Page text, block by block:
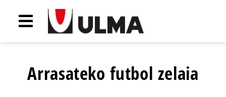
Arrasateko futbol zelaia